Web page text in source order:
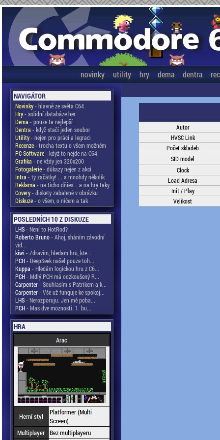
novinky utility hry dema dentra
NAVIGÁTOR
Novinky- hlavně ze světa C64
Hry- solidní databáze her
Dema - pouze ta nejlepší
Dentra - když stačí jeden soubor
Utility- nejen pro práci a legraci
Recenze- trocha textu o všem možném
PC Software- když to nejde na C64
Grafika - ne vždy jen 320x200
Fotogalerie- důkazy nejen z akcí
Intra - ty začátky! ... a mnohdy několik
Reklama - na ticho dňies .. a na hry taky
Covery- diskety zabalené v obrázku
Diskuze- o všem, o ničem a tak
POSLEDNÍCH 10 Z DISKUZE
LHS- Není to HotRod?
Roberto Bruno- Ahoj, sháním závodní
vid...
kiwi - Zdravim, hledam hru, kte...
PCH- DeepSeek našel pouze toh...
Kuppa - Hledám logickou hru z C6...
PCH- Mdlý PCH má odzkoušený R...
Carpenter- Souhlasím s Patrikem a k...
Carpenter- Vše už funguje ke spokoj...
LHS- Nerozporuju. Jen mě poba...
PCH- Mas dve moznosti. 1. bu...
HRA
Arac
Herní styl
Platformer (Multi
Screen)
Multiplayer Bez multiplayeru
Autor
HVSC Link
Počet skladeb
SID model
Clock
Load Adresa
Init / Play
Velikost